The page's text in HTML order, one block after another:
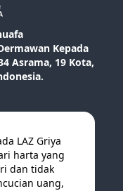
Kepada
Asrama, 19 Kota,
LAZ Griya
harta yang
dan tidak
uang,